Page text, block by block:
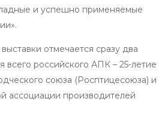
и успешно применяемые
отмечается сразу два
всего российского АПК – 25-летие
союза (Росптицесоюза) и
ассоциации производителей